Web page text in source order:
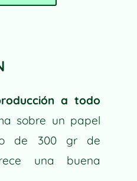
E
:
a todo
sobre un papel
de 300 gr de
una buena